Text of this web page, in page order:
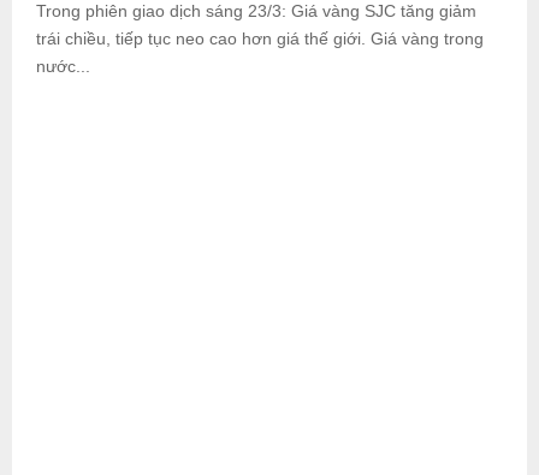
i
b
Trong phiên giao dịch sáng 23/3: Giá vàng SJC tăng giảm
trái chiều, tiếp tục neo cao hơn giá thế giới. Giá vàng trong
nước...